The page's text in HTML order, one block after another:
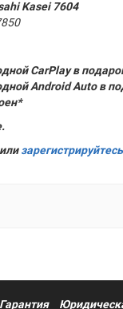
Kasei 7604
CarPlay в
Android Auto в
зарегистрируйтесь
Гарантия